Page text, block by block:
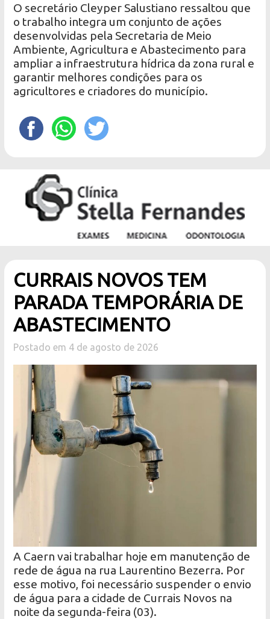
O secretário Cleyper Salustiano ressaltou que
o trabalho integra um conjunto de ações
desenvolvidas pela Secretaria de Meio
Ambiente, Agricultura e Abastecimento para
ampliar a infraestrutura hídrica da zona rural e
garantir melhores condições para os
agricultores e criadores do município.
CURRAIS NOVOS TEM
PARADA TEMPORÁRIA DE
ABASTECIMENTO
Postado em 4 de agosto de 2026
A Caern vai trabalhar hoje em manutenção de
rede de água na rua Laurentino Bezerra. Por
esse motivo, foi necessário suspender o envio
de água para a cidade de Currais Novos na
noite da segunda-feira (03).